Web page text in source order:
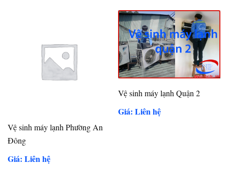
Vệ sinh máy lạnh Phường An
Đông
Giá: Liên hệ
Vệ sinh máy lạnh Quận 2
Giá: Liên hệ